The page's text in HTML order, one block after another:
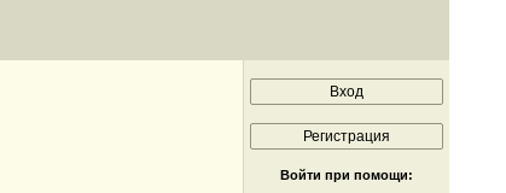
Войти при помощи: